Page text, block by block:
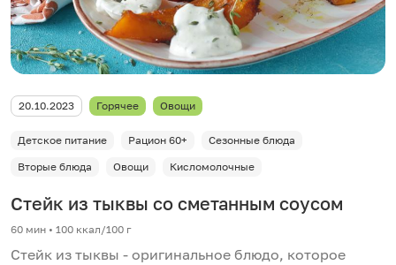
20.10.2023 Горячее Овощи
Детское питание Рацион 60+
Сезонные блюда
Вторые блюда
Овощи Кисломолочные
Стейк из тыквы со сметанным соусом
60 мин • 100 ккал/100 г
Стейк из тыквы - оригинальное блюдо, которое